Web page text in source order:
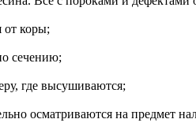
от коры;
сечению;
где высушиваются;
осматриваются на предмет